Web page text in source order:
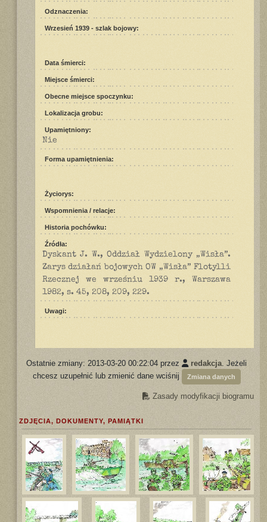
Odznaczenia:
Wrzesień 1939 - szlak bojowy:
Data śmierci:
Miejsce śmierci:
Obecne miejsce spoczynku:
Lokalizacja grobu:
Upamiętniony:
Nie
Forma upamiętnienia:
Życiorys:
Wspomnienia / relacje:
Historia pochówku:
Źródła:
Dyskant J. W., Oddział Wydzielony „Wisła”.
Zarys działań bojowych OW „Wisła” Flotylli
Rzecznej we wrześniu 1939 r., Warszawa
1982, s. 45, 208, 209, 229.
Uwagi:
Ostatnie zmiany: 2013-03-20 00:22:04 przez redakcja. Jeżeli
chcesz uzupełnić lub zmienić dane wciśnij
Zmiana danych
Zasady modyfikacji biogramu
ZDJĘCIA, DOKUMENTY, PAMIĄTKI